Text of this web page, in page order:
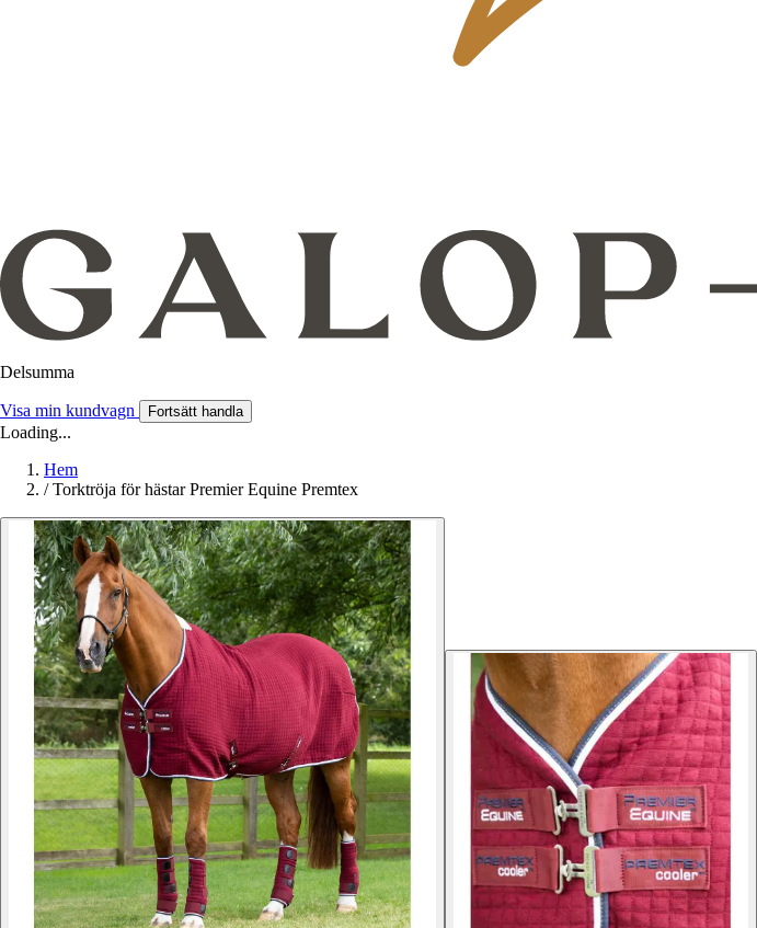
Delsumma
Visa min kundvagn Fortsätt handla
Loading...
Hem
/ Torktröja för hästar Premier Equine Premtex